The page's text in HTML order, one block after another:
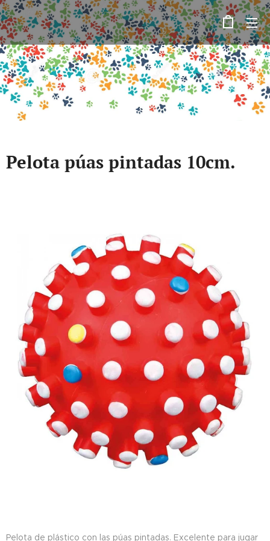
Pelota púas pintadas 10cm.
Pelota de plástico con las púas pintadas. Excelente para jugar